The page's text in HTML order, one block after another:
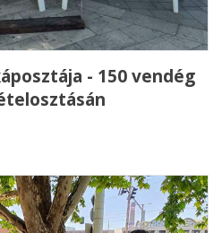
- 150 vendég